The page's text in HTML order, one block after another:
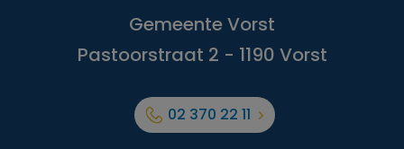
Gemeente Vorst
Pastoorstraat 2 - 1190 Vorst
02 370 22 11